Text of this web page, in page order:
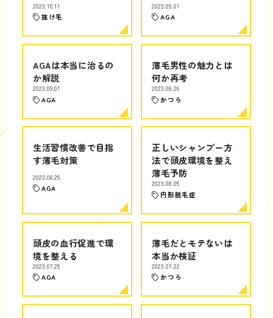
2023.10.11
抜け毛
2023.09.01
AGA
AGAは本当に治るの
か解説
2023.09.01
AGA
薄毛男性の魅力とは
何か再考
2023.08.26
かつら
生活習慣改善で目指
す薄毛対策
2023.08.25
AGA
正しいシャンプー方
法で頭皮環境を整え
薄毛予防
2023.08.05
円形脱毛症
頭皮の血行促進で環
境を整える
2023.07.25
AGA
薄毛だとモテないは
本当か検証
2023.07.22
かつら